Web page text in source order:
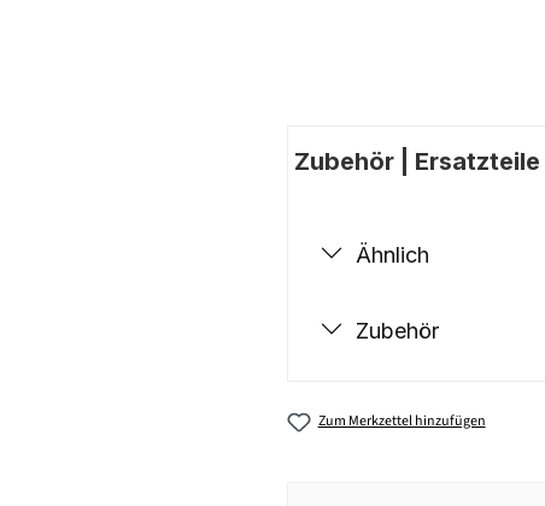
Zubehör |
Ähnlich
Zubehör
Zum Merkzettel hinzufügen